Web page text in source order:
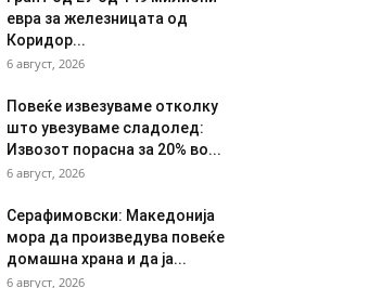
евра за железницата од
Коридор...
6 август, 2026
Повеќе извезуваме отколку
што увезуваме сладолед:
Извозот порасна за 20% во...
6 август, 2026
Серафимовски: Македонија
мора да произведува повеќе
домашна храна и да ја...
6 август, 2026